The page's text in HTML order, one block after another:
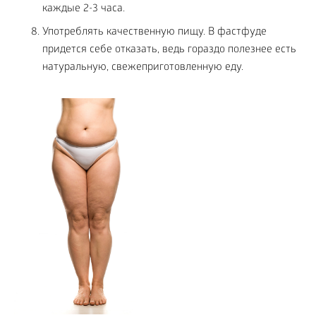
каждые 2-3 часа.
Употреблять качественную пищу. В фастфуде
придется себе отказать, ведь гораздо полезнее есть
натуральную, свежеприготовленную еду.